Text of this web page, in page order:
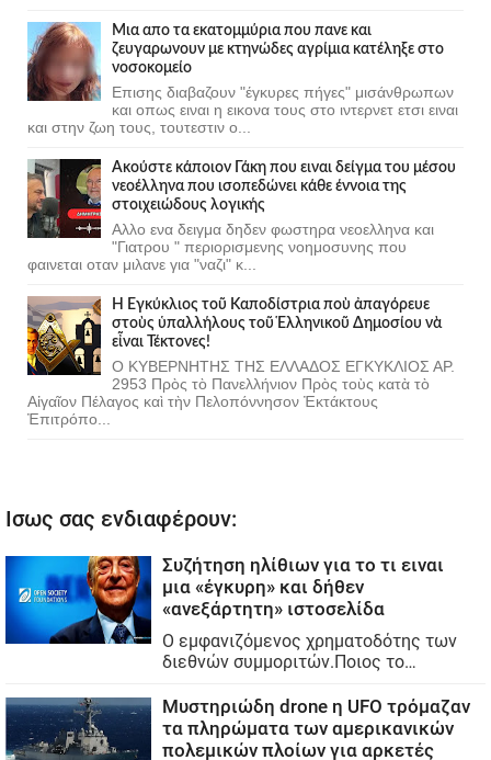
Μια απο τα εκατομμύρια που πανε και
ζευγαρωνουν με κτηνώδες αγρίμια κατέληξε στο
νοσοκομείο
Επισης διαβαζουν "έγκυρες πήγες" μισάνθρωπων
και οπως ειναι η εικονα τους στο ιντερνετ ετσι ειναι
και στην ζωη τους, τουτεστιν ο...
Ακούστε κάποιον Γάκη που ειναι δείγμα του μέσου
νεοέλληνα που ισοπεδώνει κάθε έννοια της
στοιχειώδους λογικής
Αλλο ενα δειγμα δηδεν φωστηρα νεοελληνα και
"Γιατρου " περιορισμενης νοημοσυνης που
φαινεται οταν μιλανε για "ναζι" κ...
Ἡ Ἐγκύκλιος τοῦ Καποδίστρια ποὺ ἀπαγόρευε
στοὺς ὑπαλλήλους τοῦ Ἑλληνικοῦ Δημοσίου νὰ
εἶναι Τέκτονες!
Ο ΚΥΒΕΡΝΗΤΗΣ ΤΗΣ ΕΛΛΑΔΟΣ ΕΓΚΥΚΛΙΟΣ ΑΡ.
2953 Πρὸς τὸ Πανελλήνιον Πρὸς τοὺς κατὰ τὸ
Αἰγαῖον Πέλαγος καὶ τὴν Πελοπόννησον Ἐκτάκτους
Ἐπιτρόπο...